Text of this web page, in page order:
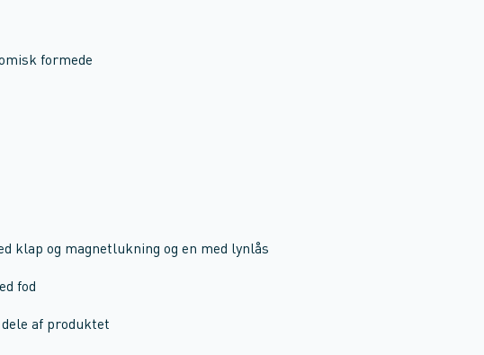
formede
klap og magnetlukning og en med lynlås
fod
af produktet